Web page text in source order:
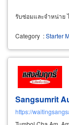
รับซ่อมและจำหน่าย
Category :Starter
Sangsumrit
https://